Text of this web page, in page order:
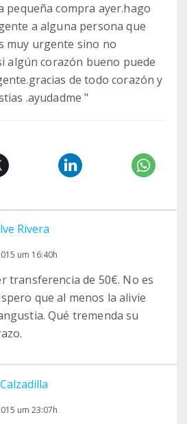
pequeña compra ayer.hago
a alguna persona que
muy urgente sino no
algún corazón bueno puede
de todo corazón y
.ayudadme "
Rivera
um 16:40h
transferencia de 50€. No es
que al menos la alivie
Qué tremenda su
um 23:07h